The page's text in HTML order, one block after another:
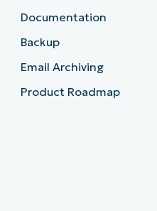
Documentation
Backup
Email Archiving
Product Roadmap